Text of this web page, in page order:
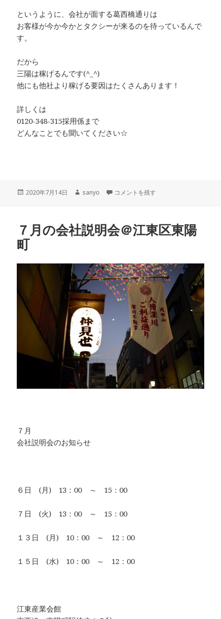
というように、会社が面する葛西橋通りは
お客様が今か今かとタクシーが来るのを待っているんで
す。
だから
三陽は稼げるんです(^_^)
他にも他社より稼げる要因はたくさんあります！
詳しくは
0120-348-315採用係まで
どんなことでも聞いてください☆
投
2020年7月14日
作
sanyo 稼げるポイント に
コメントを残す
７月の会社説明会＠江東区東陽
町
７月
会社説明会のお知らせ
６日 (月) 13：00 ～ 15：00
７日 (火) 13：00 ～ 15：00
１３日 (月) 10：00 ～ 12：00
１５日 (水) 10：00 ～ 12：00
江東産業会館